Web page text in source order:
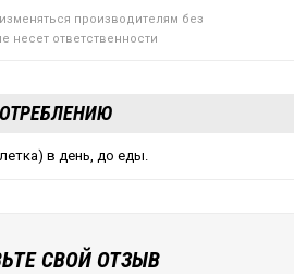
производителям без
несет ответственности
в день, до еды.
СВОЙ ОТЗЫВ